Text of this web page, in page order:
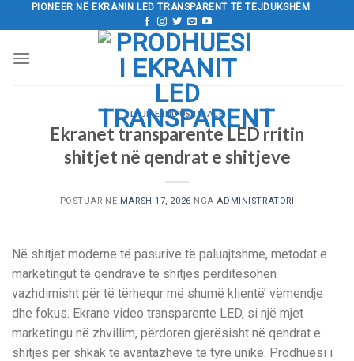
tek
PIONEER NË EKRANIN LED TRANSPARENT TË TEJDUKSHËM
LAJME INDUSTRIALE
Ekranet transparente LED rritin
shitjet në qendrat e shitjeve
POSTUAR NE MARSH 17, 2026 NGAADMINISTRATORI
Në shitjet moderne të pasurive të paluajtshme, metodat e
marketingut të qendrave të shitjes përditësohen
vazhdimisht për të tërhequr më shumë klientë’ vëmendje
dhe fokus. Ekrane video transparente LED, si një mjet
marketingu në zhvillim, përdoren gjerësisht në qendrat e
shitjes për shkak të avantazheve të tyre unike. Prodhuesi i